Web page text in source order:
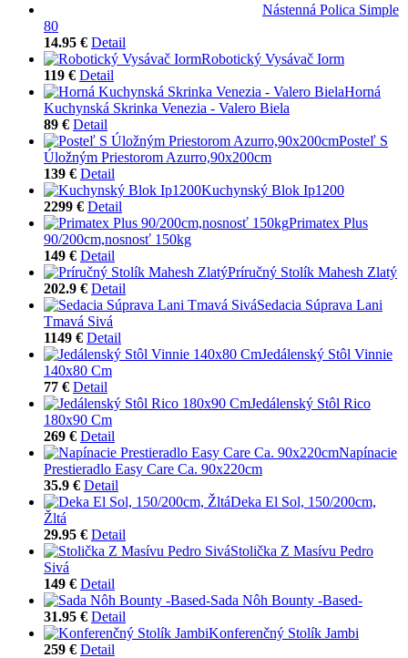
Nástenná Polica Simple
80
14.95 € Detail
Robotický Vysávač Iorm
119 € Detail
Horná
Kuchynská Skrinka Venezia - Valero Biela
89 € Detail
Posteľ S
Úložným Priestorom Azurro,90x200cm
139 € Detail
Kuchynský Blok Ip1200
2299 € Detail
Primatex Plus
90/200cm,nosnosť 150kg
149 € Detail
Príručný Stolík Mahesh Zlatý
202.9 € Detail
Sedacia Súprava Lani
Tmavá Sivá
1149 € Detail
Jedálenský Stôl Vinnie
140x80 Cm
77 € Detail
Jedálenský Stôl Rico
180x90 Cm
269 € Detail
Napínacie
Prestieradlo Easy Care Ca. 90x220cm
35.9 € Detail
Deka El Sol, 150/200cm,
Žltá
29.95 € Detail
Stolička Z Masívu Pedro
Sivá
149 € Detail
Sada Nôh Bounty -Based-
31.95 € Detail
Konferenčný Stolík Jambi
259 € Detail